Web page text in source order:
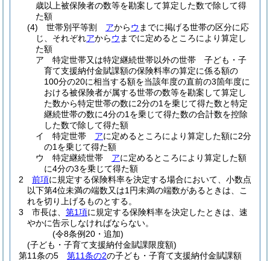
歳以上被保険者の数等を勘案して算定した数で除して得
た額
(4)
世帯別平等割 アからウ までに掲げる世帯の区分に応
じ、それぞれアからウ までに定めるところにより算定し
た額
ア
特定世帯又は特定継続世帯以外の世帯 子ども・子
育て支援納付金賦課額の保険料率の算定に係る額の
100分の20に相当する額を当該年度の直前の3箇年度に
おける被保険者が属する世帯の数等を勘案して算定し
た数から特定世帯の数に2分の1を乗じて得た数と特定
継続世帯の数に4分の1を乗じて得た数の合計数を控除
した数で除して得た額
イ
特定世帯 アに定めるところにより算定した額に2分
の1を乗じて得た額
ウ
特定継続世帯 アに定めるところにより算定した額
に4分の3を乗じて得た額
2
前項に規定する保険料率を決定する場合において、小数点
以下第4位未満の端数又は1円未満の端数があるときは、こ
れを切り上げるものとする。
3
市長は、 第1項に規定する保険料率を決定したときは、速
やかに告示しなければならない。
(令8条例20・追加)
(子ども・子育て支援納付金賦課限度額)
第11条の5
第11条の2の子ども・子育て支援納付金賦課額